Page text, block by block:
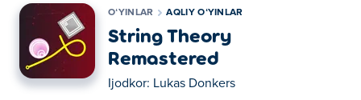
OʻYINLAR AQLIY OʻYINLAR
String Theory
Remastered
Ijodkor: Lukas Donkers